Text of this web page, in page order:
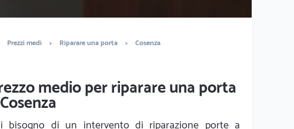
Prezzi medi > Riparare una porta > Cosenza
medio per riparare una porta
bisogno di un intervento di riparazione porte a